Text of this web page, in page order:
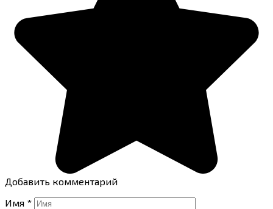
Добавить комментарий
Имя *